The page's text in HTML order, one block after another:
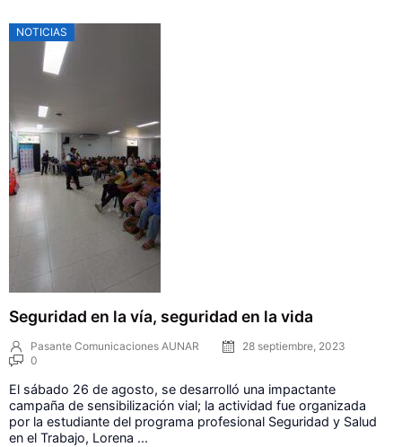
NOTICIAS
Seguridad en la vía, seguridad en la vida
Pasante Comunicaciones AUNAR
28 septiembre, 2023
0
El sábado 26 de agosto, se desarrolló una impactante
campaña de sensibilización vial; la actividad fue organizada
por la estudiante del programa profesional Seguridad y Salud
en el Trabajo, Lorena ...